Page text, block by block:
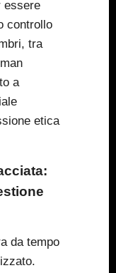
essere
controllo
tra
a
etica
da tempo